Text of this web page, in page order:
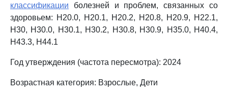
классификации болезней и проблем, связанных со
здоровьем: H20.0, H20.1, H20.2, H20.8, H20.9, H22.1,
H30, H30.0, H30.1, H30.2, H30.8, H30.9, H35.0, H40.4,
H43.3, H44.1
Год утверждения (частота пересмотра): 2024
Возрастная категория: Взрослые, Дети